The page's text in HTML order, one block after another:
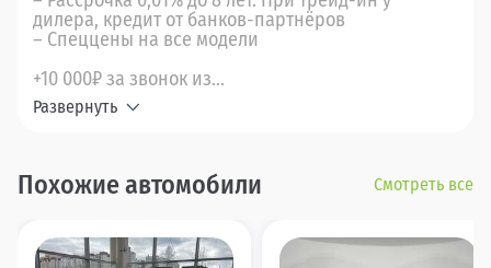
дилера, кредит от банков-партнёров
– Спеццены на все модели
+10 000₽ за звонок из...
Развернуть
Похожие автомобили Смотреть все